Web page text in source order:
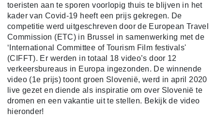
toeristen aan te sporen voorlopig thuis te blijven in het
kader van Covid-19 heeft een prijs gekregen. De
competitie werd uitgeschreven door de European Travel
Commission (ETC) in Brussel in samenwerking met de
‘International Committee of Tourism Film festivals'
(CIFFT). Er werden in totaal 18 video’s door 12
verkeersbureaus in Europa ingezonden. De winnende
video (1e prijs) toont groen Slovenië, werd in april 2020
live gezet en diende als inspiratie om over Slovenië te
dromen en een vakantie uit te stellen. Bekijk de video
hieronder!